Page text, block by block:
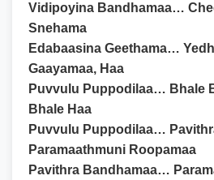
Vidipoyina Bandhamaa…
Snehama
Edabaasina Geethama…
Gaayamaa, Haa
Puvvulu Puppodilaa… Bhale
Bhale Haa
Puvvulu Puppodilaa…
Paramaathmuni Roopamaa
Pavithra Bandhamaa…